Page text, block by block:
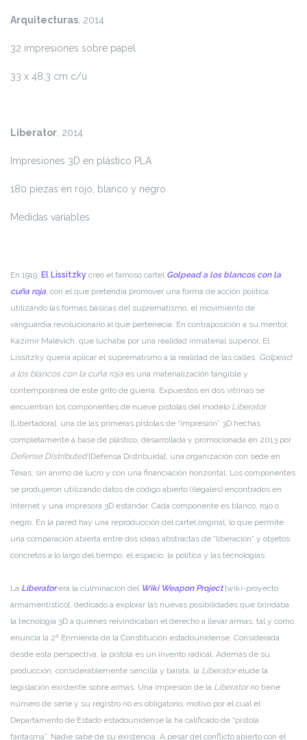
Arquitecturas, 2014
32 impresiones sobre papel
33 x 48,3 cm c/u
Liberator, 2014
Impresiones 3D en plástico PLA
180 piezas en rojo, blanco y negro
Medidas variables
En 1919, El Lissitzky creó el famoso cartel Golpead a los blancos con la
cuña roja, con el que pretendía promover una forma de acción política
utilizando las formas básicas del suprematismo, el movimiento de
vanguardia revolucionario al que pertenecía. En contraposición a su mentor,
Kazimir Malévich, que luchaba por una realidad inmaterial superior, El
Lissitzky quería aplicar el suprematismo a la realidad de las calles. Golpead
a los blancos con la cuña roja es una materialización tangible y
contemporánea de este grito de guerra. Expuestos en dos vitrinas se
encuentran los componentes de nueve pistolas del modelo Liberator
[Libertadora], una de las primeras pistolas de “impresión” 3D hechas
completamente a base de plástico, desarrollada y promocionada en 2013 por
Defense Distributed[Defensa Distribuida], una organización con sede en
Texas, sin ánimo de lucro y con una financiación horizontal. Los componentes
se produjeron utilizando datos de código abierto (ilegales) encontrados en
Internet y una impresora 3D estándar. Cada componente es blanco, rojo o
negro. En la pared hay una reproducción del cartel original, lo que permite
una comparación abierta entre dos ideas abstractas de “liberación” y objetos
concretos a lo largo del tiempo, el espacio, la política y las tecnologías.
La Liberatorera la culminación del Wiki Weapon Project[wiki-proyecto
armamentístico], dedicado a explorar las nuevas posibilidades que brindaba
la tecnología 3D a quienes reivindicaban el derecho a llevar armas, tal y como
enuncia la 2ª Enmienda de la Constitución estadounidense. Considerada
desde esta perspectiva, la pistola es un invento radical. Además de su
producción, considerablemente sencilla y barata, la Liberatorelude la
legislación existente sobre armas. Una impresión de la Liberatorno tiene
número de serie y su registro no es obligatorio, motivo por el cual el
Departamento de Estado estadounidense la ha calificado de “pistola
fantasma”. Nadie sabe de su existencia. A pesar del conflicto abierto con el